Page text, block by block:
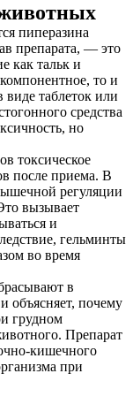
пиперазина
препарата, — это
как тальк и
то и
виде таблеток или
средства
но
токсическое
после приема. В
регуляции
вызывает
и
гельминты
во время
в
объясняет, почему
грудном
Препарат
кишечного
при